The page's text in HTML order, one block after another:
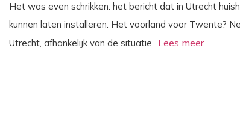
Het was even schrikken: het bericht dat in Utrecht
kunnen laten installeren. Het voorland voor Twente?
Utrecht, afhankelijk van de situatie.